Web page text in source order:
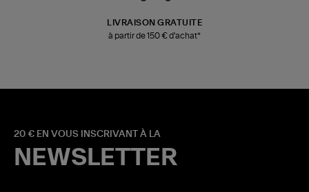
LIVRAISON GRATUITE
à partir de 150 € d'achat*
20 € EN VOUS INSCRIVANT À LA
NEWSLETTER